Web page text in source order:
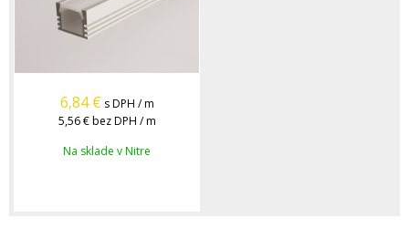
6,84 € s DPH / m
5,56 € bez DPH / m
Na sklade v Nitre